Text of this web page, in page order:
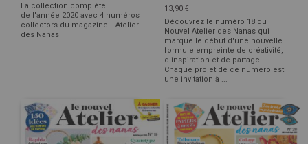
La collection complète
de l'année 2020 avec 4 numéros
collectors du magazine L'Atelier
des Nanas
13,90 €
Découvrez le numéro 18 du
Nouvel Atelier des Nanas qui
marque le début d'une nouvelle
formule empreinte de créativité,
d'inspiration et de partage.
Chaque projet de ce numéro est
une invitation à ...